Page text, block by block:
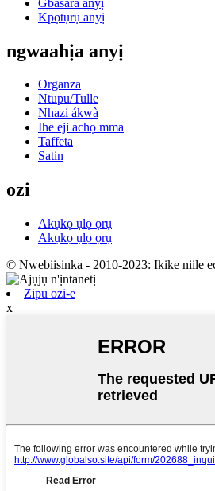
Kpọtụrụ anyị
ngwaahịa anyị
Organza
Ntupu/Tulle
Nhazi ákwà
Ihe eji achọ mma
Taffeta
Satin
ozi
Akụkọ ụlọ ọrụ
Akụkọ ụlọ ọrụ
© Nwebiisinka - 2010-2023: Ikike niile
Zipu ozi-e
x